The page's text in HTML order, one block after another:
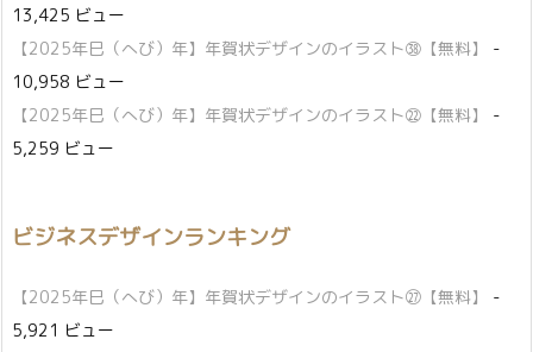
13,425 ビュー
【2025年巳（へび）年】年賀状デザインのイラスト㊳【無料】
-
10,958 ビュー
【2025年巳（へび）年】年賀状デザインのイラスト㉒【無料】
-
5,259 ビュー
ビジネスデザインランキング
【2025年巳（へび）年】年賀状デザインのイラスト㉗【無料】
-
5,921 ビュー